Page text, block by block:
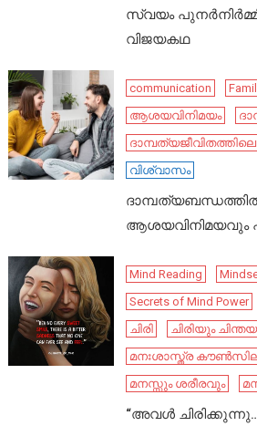
സ്വയം
വിജയകഥ
communication
ആശയവിനിമയം
വിശ്വാസം
ആശയവിനിമയവും
Mind Reading
Secrets of Mind Power
ചിരി
ചിരിയും
മനഃശാസ്ത്ര
മനസ്സും ശരീരവും
“അവൾ